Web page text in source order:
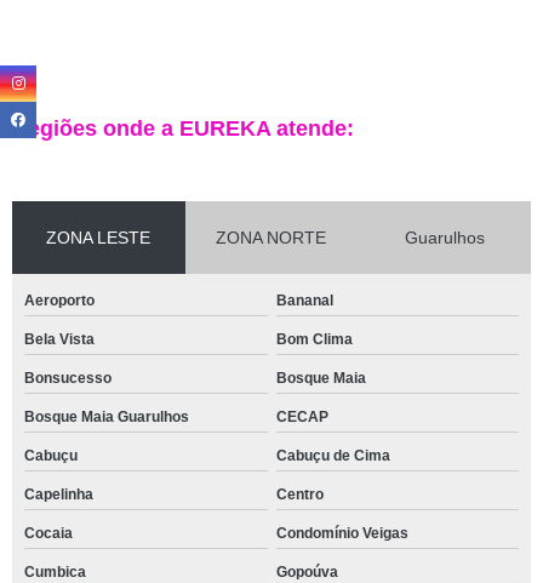
Regiões onde a EUREKA atende:
ZONA LESTE ZONA NORTE Guarulhos
Aeroporto Bananal
Bela Vista Bom Clima
Bonsucesso Bosque Maia
Bosque Maia Guarulhos CECAP
Cabuçu Cabuçu de Cima
Capelinha Centro
Cocaia Condomínio Veigas
Cumbica Gopoúva